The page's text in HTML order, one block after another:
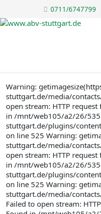
0711/6747799
Warning:
stuttgart.de/media/
open stream: HTTP
in /mnt/web105/a2/26/
stuttgart.de/plugins/
on line 525 Warning:
stuttgart.de/media/
open stream: HTTP
in /mnt/web105/a2/26/
stuttgart.de/plugins/
on line 525 Warning:
stuttgart.de/media/
Failed to open stream: